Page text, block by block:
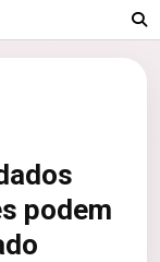
podem